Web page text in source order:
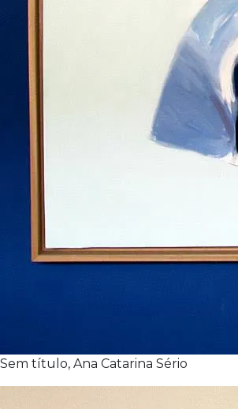
Sem título, Ana Catarina Sério